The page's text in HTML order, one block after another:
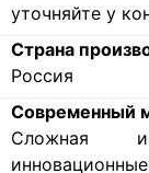
уточняйте у
Страна
Россия
Современный
Cложная